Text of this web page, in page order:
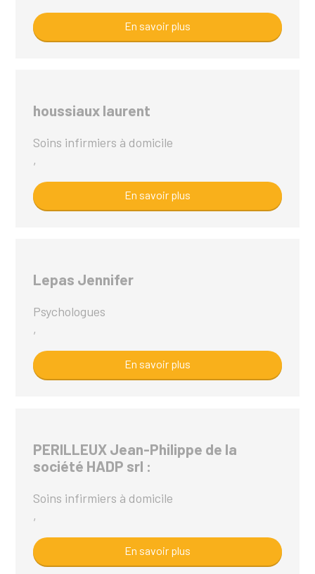
En savoir plus
houssiaux laurent
Soins infirmiers à domicile
,
En savoir plus
Lepas Jennifer
Psychologues
,
En savoir plus
PERILLEUX Jean-Philippe de la
société HADP srl :
Soins infirmiers à domicile
,
En savoir plus